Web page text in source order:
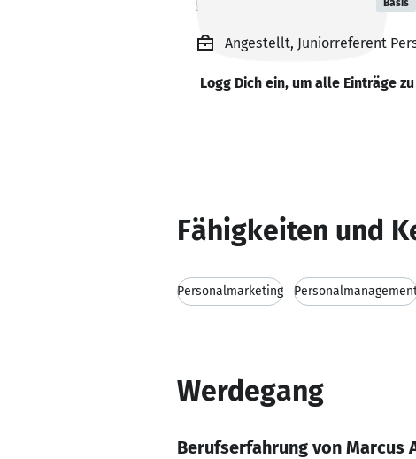
Basis
Angestellt, Juniorreferent
Logg Dich ein, um alle Einträge
Fähigkeiten und
Personalmarketing
Werdegang
Berufserfahrung von Marcus